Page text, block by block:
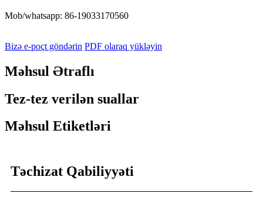
Mob/whatsapp: 86-19033170560
Bizə e-poçt göndərin PDF olaraq yükləyin
Məhsul Ətraflı
Tez-tez verilən suallar
Məhsul Etiketləri
Təchizat Qabiliyyəti